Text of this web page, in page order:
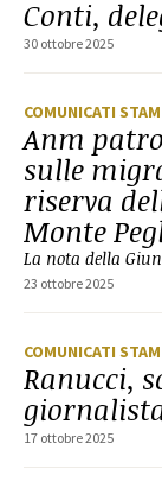
Conti,
30 ottobre 2025
COMUNICATI
Anm
sulle
riserva
Monte
La nota della
23 ottobre 2025
COMUNICATI
Ranucci,
17 ottobre 2025